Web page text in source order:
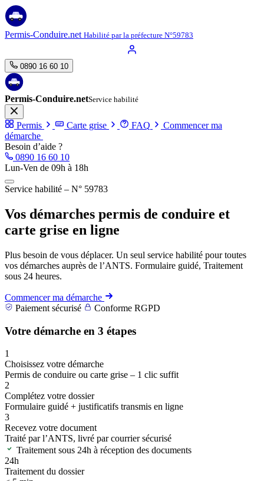
Permis-Conduire.net Habilité par la préfecture N°59783
0890 16 60 10
Permis-Conduire.netService habilité
Permis Carte grise FAQ
Commencer ma
démarche
Besoin d’aide ?
0890 16 60 10
Lun-Ven de 09h à 18h
Service habilité – N° 59783
Vos démarches permis de conduire et
carte grise en ligne
Plus besoin de vous déplacer. Un seul service habilité pour toutes
vos démarches auprès de l’ANTS. Formulaire guidé, Traitement
sous 24 heures.
Commencer ma démarche
Paiement sécurisé
Conforme RGPD
Votre démarche en 3 étapes
1
Choisissez votre démarche
Permis de conduire ou carte grise – 1 clic suffit
2
Complétez votre dossier
Formulaire guidé + justificatifs transmis en ligne
3
Recevez votre document
Traité par l’ANTS, livré par courrier sécurisé
Traitement sous 24h à réception des documents
24h
Traitement du dossier